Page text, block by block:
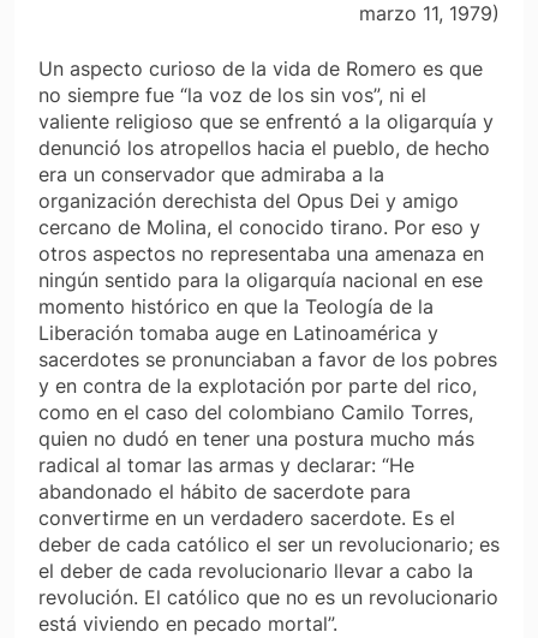
marzo 11, 1979)
Un aspecto curioso de la vida de Romero es que
no siempre fue “la voz de los sin vos”, ni el
valiente religioso que se enfrentó a la oligarquía y
denunció los atropellos hacia el pueblo, de hecho
era un conservador que admiraba a la
organización derechista del Opus Dei y amigo
cercano de Molina, el conocido tirano. Por eso y
otros aspectos no representaba una amenaza en
ningún sentido para la oligarquía nacional en ese
momento histórico en que la Teología de la
Liberación tomaba auge en Latinoamérica y
sacerdotes se pronunciaban a favor de los pobres
y en contra de la explotación por parte del rico,
como en el caso del colombiano Camilo Torres,
quien no dudó en tener una postura mucho más
radical al tomar las armas y declarar: “He
abandonado el hábito de sacerdote para
convertirme en un verdadero sacerdote. Es el
deber de cada católico el ser un revolucionario; es
el deber de cada revolucionario llevar a cabo la
revolución. El católico que no es un revolucionario
está viviendo en pecado mortal”.